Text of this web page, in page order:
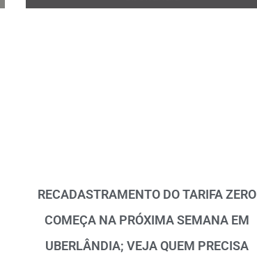
RECADASTRAMENTO DO TARIFA ZERO
COMEÇA NA PRÓXIMA SEMANA EM
UBERLÂNDIA; VEJA QUEM PRECISA